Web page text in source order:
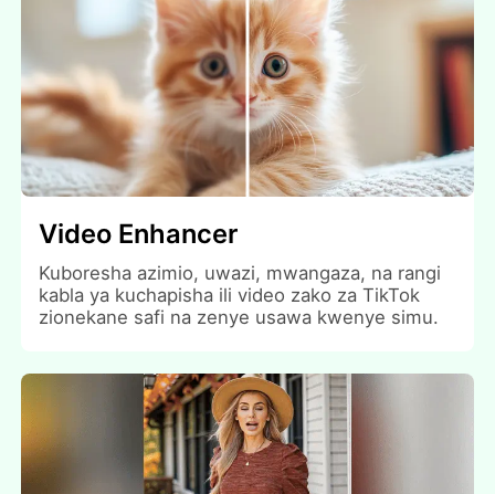
Video Enhancer
Kuboresha azimio, uwazi, mwangaza, na rangi
kabla ya kuchapisha ili video zako za TikTok
zionekane safi na zenye usawa kwenye simu.